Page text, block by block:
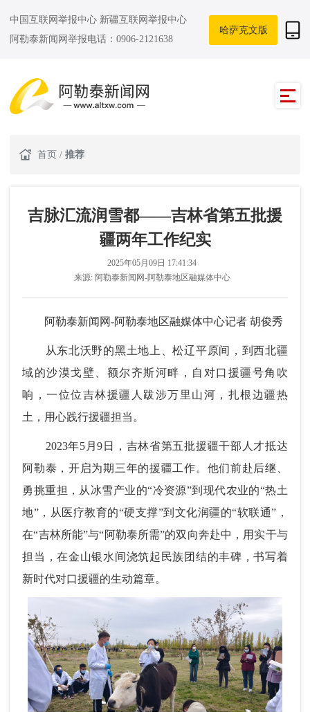
中国互联网举报中心 新疆互联网举报中心
阿勒泰新闻网举报电话：0906-2121638
哈萨克文版
首页 / 推荐
吉脉汇流润雪都——吉林省第五批援
疆两年工作纪实
2025年05月09日 17:41:34
来源: 阿勒泰新闻网-阿勒泰地区融媒体中心
阿勒泰新闻网-阿勒泰地区融媒体中心记者 胡俊秀
从东北沃野的黑土地上、松辽平原间，到西北疆
域的沙漠戈壁、额尔齐斯河畔，自对口援疆号角吹
响，一位位吉林援疆人跋涉万里山河，扎根边疆热
土，用心践行援疆担当。
2023年5月9日，吉林省第五批援疆干部人才抵达
阿勒泰，开启为期三年的援疆工作。他们前赴后继、
勇挑重担，从冰雪产业的“冷资源”到现代农业的“热土
地”，从医疗教育的“硬支撑”到文化润疆的“软联通”，
在“吉林所能”与“阿勒泰所需”的双向奔赴中，用实干与
担当，在金山银水间浇筑起民族团结的丰碑，书写着
新时代对口援疆的生动篇章。